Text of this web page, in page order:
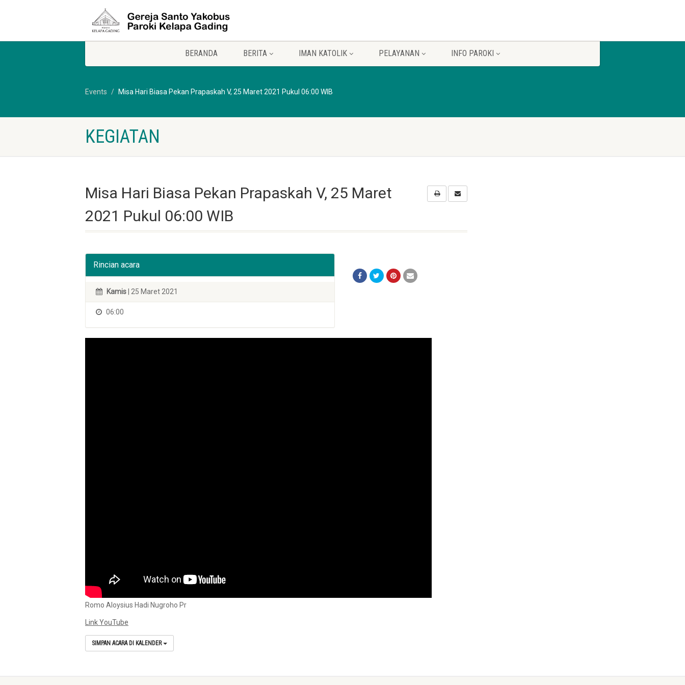
BERANDA BERITA IMAN KATOLIK PELAYANAN INFO PAROKI
Events Misa Hari Biasa Pekan Prapaskah V, 25 Maret 2021 Pukul 06:00 WIB
KEGIATAN
Misa Hari Biasa Pekan Prapaskah V, 25 Maret
2021 Pukul 06:00 WIB
Rincian acara
Kamis | 25 Maret 2021
06:00
Romo Aloysius Hadi Nugroho Pr
Link YouTube
SIMPAN ACARA DI KALENDER